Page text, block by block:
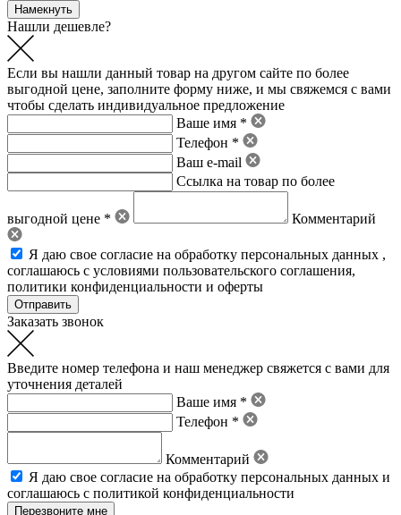
Нашли дешевле?
Если вы нашли данный товар на другом сайте по более
выгодной цене, заполните форму ниже, и мы свяжемся с вами
чтобы сделать индивидуальное предложение
Ваше имя *
Телефон *
Ваш e-mail
Ссылка на товар по более
выгодной цене * Комментарий
Я даю свое согласие на обработку персональных данных ,
соглашаюсь с условиями пользовательского соглашения,
политики конфиденциальности и оферты
Заказать звонок
Введите номер телефона и наш менеджер свяжется с вами для
уточнения деталей
Ваше имя *
Телефон *
Комментарий
Я даю свое согласие на обработку персональных данных и
соглашаюсь с политикой конфиденциальности